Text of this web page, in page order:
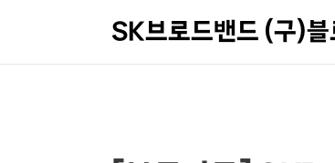
SK브로드밴드 (구)블